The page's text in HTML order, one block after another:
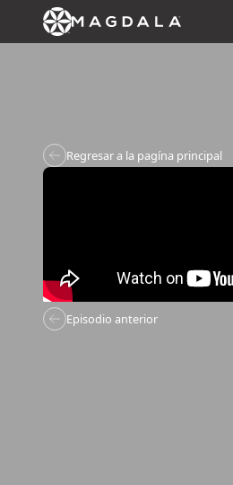
Regresar a la pagína principal
Episodio anterior